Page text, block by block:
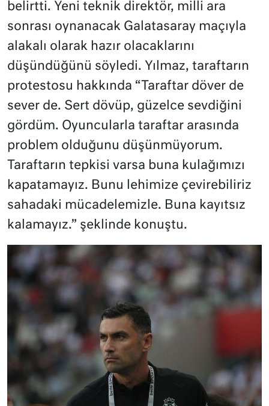
belirtti. Yeni teknik direktör, milli ara
sonrası oynanacak Galatasaray maçıyla
alakalı olarak hazır olacaklarını
düşündüğünü söyledi. Yılmaz, taraftarın
protestosu hakkında “Taraftar döver de
sever de. Sert dövüp, güzelce sevdiğini
gördüm. Oyuncularla taraftar arasında
problem olduğunu düşünmüyorum.
Taraftarın tepkisi varsa buna kulağımızı
kapatamayız. Bunu lehimize çevirebiliriz
sahadaki mücadelemizle. Buna kayıtsız
kalamayız.” şeklinde konuştu.